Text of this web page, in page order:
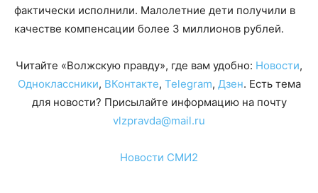
фактически исполнили. Малолетние дети получили в
качестве компенсации более 3 миллионов рублей.
Читайте «Волжскую правду», где вам удобно: Новости,
Одноклассники, ВКонтакте, Telegram, Дзен. Есть тема
для новости? Присылайте информацию на почту
vlzpravda@mail.ru
Новости СМИ2